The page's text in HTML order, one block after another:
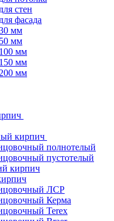
стен
фасада
мм
мм
мм
мм
мм
кирпич
полнотелый
пустотелый
кирпич
ЛСР
Керма
Terex